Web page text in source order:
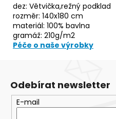
dez: Větvička,režný podklad
rozměr: 140x180 cm
materiál: 100% bavlna
gramáž: 210g/m2
Péče o naše výrobky
Odebírat newsletter
E-mail